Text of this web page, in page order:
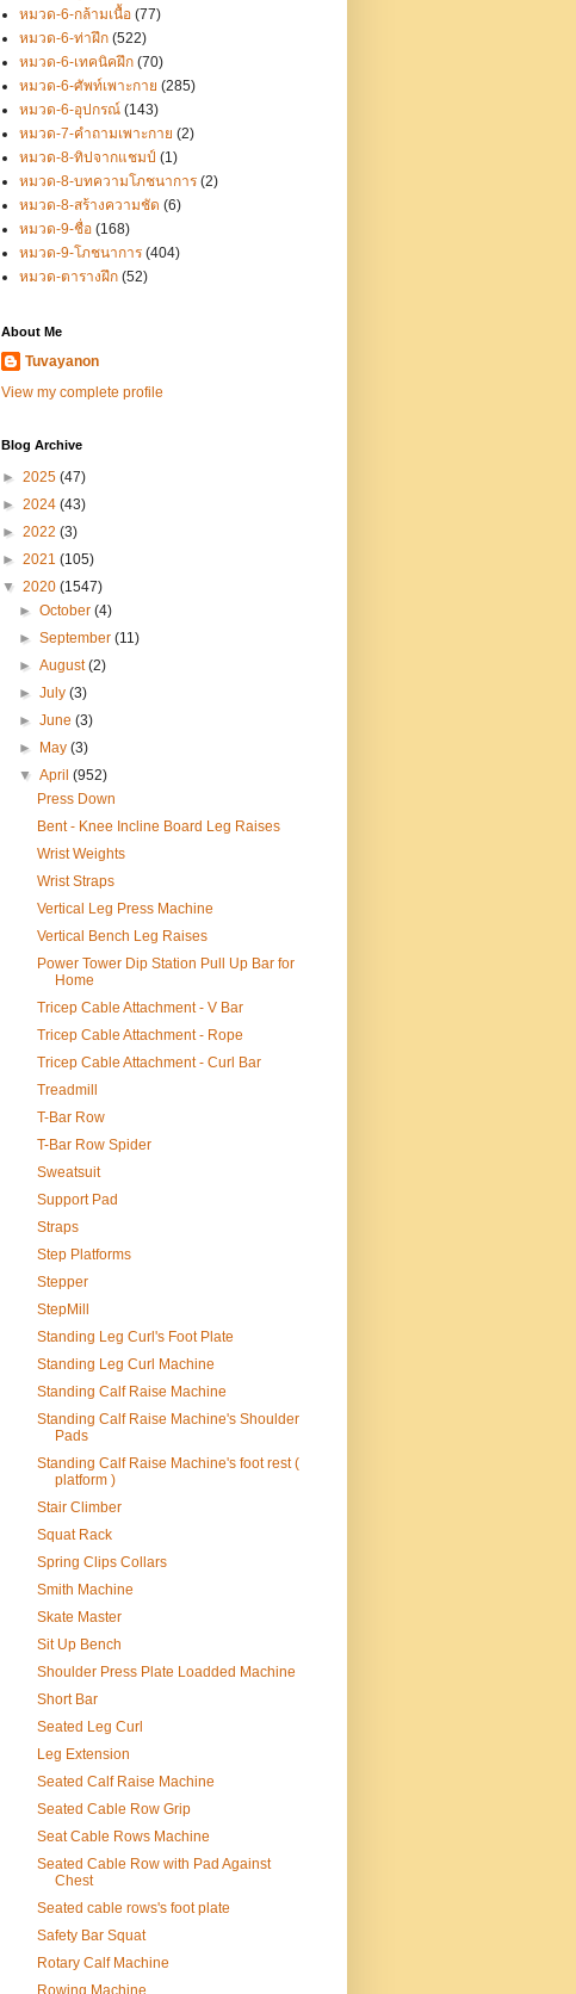
หมวด-6-กล้ามเนื้อ (77)
หมวด-6-ท่าฝึก (522)
หมวด-6-เทคนิคฝึก (70)
หมวด-6-ศัพท์เพาะกาย (285)
หมวด-6-อุปกรณ์ (143)
หมวด-7-คำถามเพาะกาย (2)
หมวด-8-ทิปจากแชมป์ (1)
หมวด-8-บทความโภชนาการ (2)
หมวด-8-สร้างความชัด (6)
หมวด-9-ชื่อ (168)
หมวด-9-โภชนาการ (404)
หมวด-ตารางฝึก (52)
About Me
Tuvayanon
View my complete profile
Blog Archive
► 2025 (47)
► 2024 (43)
► 2022 (3)
► 2021 (105)
▼ 2020 (1547)
►October(4)
►September(11)
►August(2)
►July(3)
►June(3)
►
May(3)
▼April(952)
Press Down
Bent - Knee Incline Board Leg Raises
Wrist Weights
Wrist Straps
Vertical Leg Press Machine
Vertical Bench Leg Raises
Power Tower Dip Station Pull Up Bar for
Home
Tricep Cable Attachment - V Bar
Tricep Cable Attachment - Rope
Tricep Cable Attachment - Curl Bar
Treadmill
T-Bar Row
T-Bar Row Spider
Sweatsuit
Support Pad
Straps
Step Platforms
Stepper
StepMill
Standing Leg Curl's Foot Plate
Standing Leg Curl Machine
Standing Calf Raise Machine
Standing Calf Raise Machine's Shoulder
Pads
Standing Calf Raise Machine's foot rest (
platform )
Stair Climber
Squat Rack
Spring Clips Collars
Smith Machine
Skate Master
Sit Up Bench
Shoulder Press Plate Loadded Machine
Short Bar
Seated Leg Curl
Leg Extension
Seated Calf Raise Machine
Seated Cable Row Grip
Seat Cable Rows Machine
Seated Cable Row with Pad Against
Chest
Seated cable rows's foot plate
Safety Bar Squat
Rotary Calf Machine
Rowing Machine